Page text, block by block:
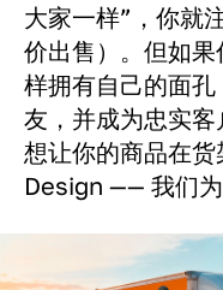
大家一样”，你就
价出售）。但如
样拥有自己的面
友，并成为忠实客
想让你的商品在
Design —— 我们为